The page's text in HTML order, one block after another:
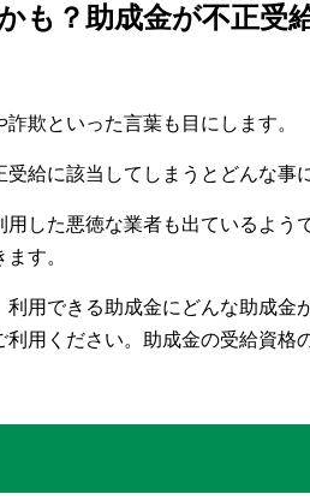
も？助成金が不正受
欺といった言葉も目にします。
給に該当してしまうとどんな事
した悪徳な業者も出ているよう
す。
用できる助成金にどんな助成金
用ください。助成金の受給資格